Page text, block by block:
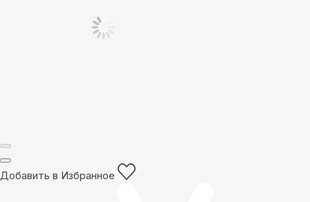
Добавить в Избранное